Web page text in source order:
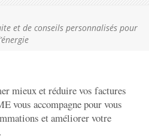
et de conseils personnalisés pour
mieux et réduire vos factures
vous accompagne pour vous
et améliorer votre